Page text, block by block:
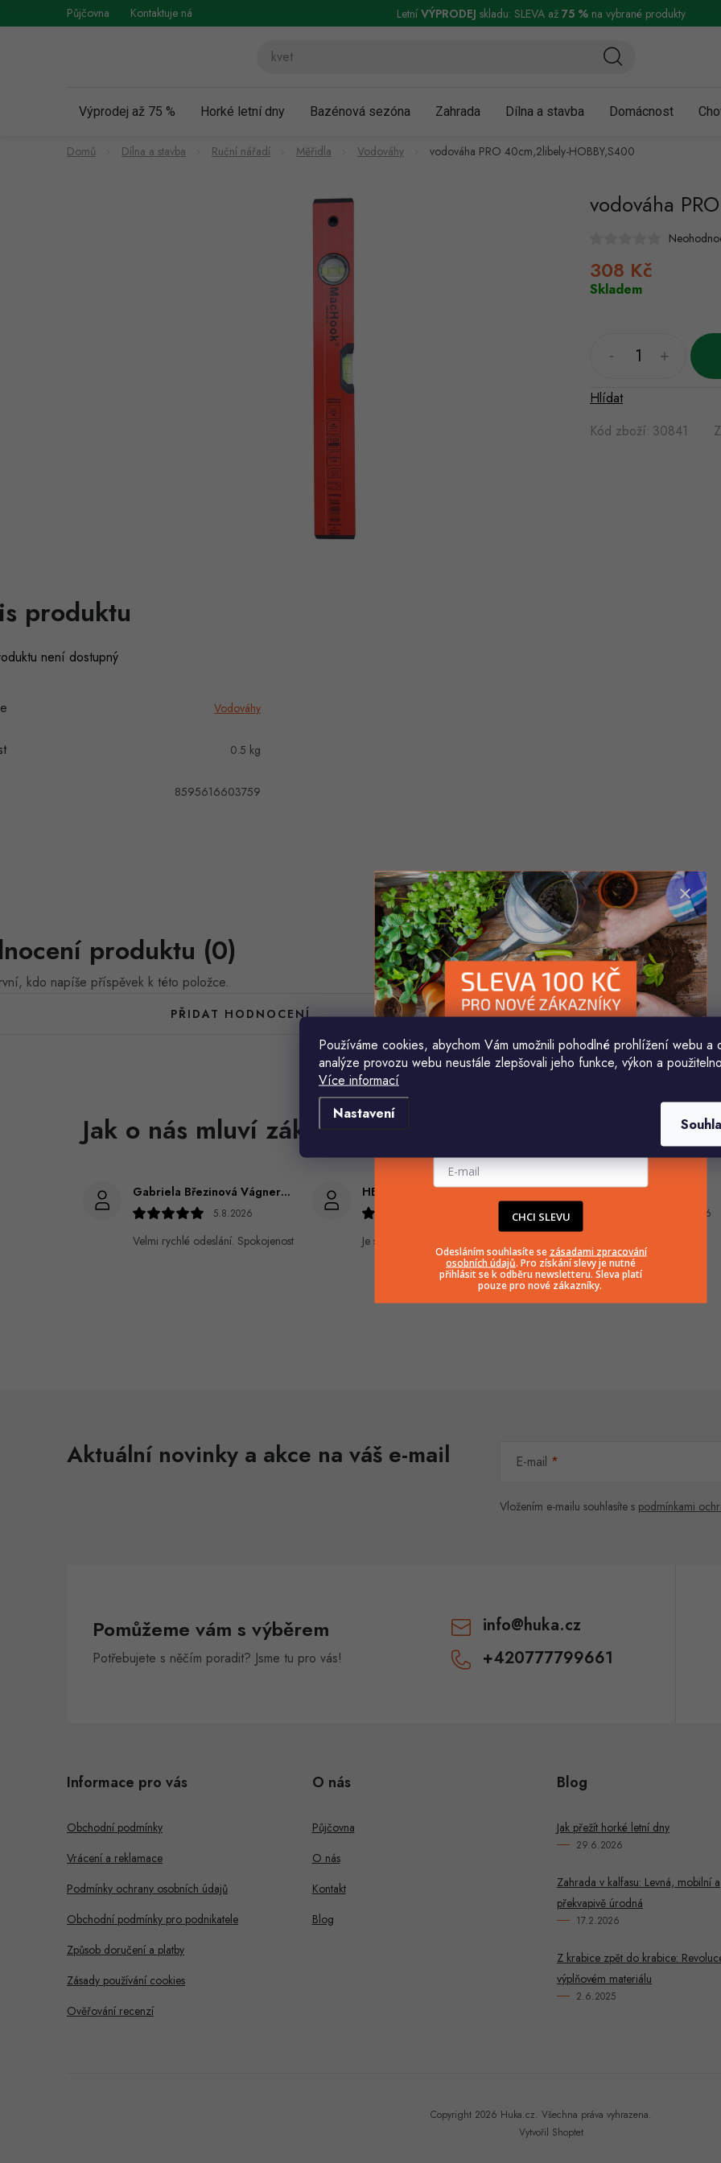
Používáme cookies, abychom Vám umožnili pohodlné prohlížení webu a
analýze provozu webu neustále zlepšovali jeho funkce, výkon a
Více informací
Nastavení
na
Půjčovna Kontaktuje nás Vrácení a reklamace Podmínky ochrany osobních údajů Obchodní
LetníVÝPRODEJ skladu: SLEVA až 75 %na vybrané produkty
Výprodej až 75 % Horké letní dny Bazénová sezóna Zahrada Dílna a stavba Domácnost
Domů Dílna a stavba Ruční nářadí Měřidla Vodováhy vodováha PRO 40cm,2libely-HOBBY,S400
vodováha
308 Kč
Skladem
Kód zboží: 30841
Hlídat
produktu
není dostupný
Vodováhy
0.5 kg
8595616603759
produktu (0)
kdo napíše příspěvek k této položce.
PŘIDAT HODNOCENÍ
Gabriela Březinová Vágnerová
5.8.2026
Velmi rychlé odeslání. Spokojenost
HELENA MINAŘÍKOVÁ
Je sice větší ale vypadá dobře
Ivana Mimrackova
4.8.2026
Aktuální novinky a akce na váš e-mail E-mail
Vložením e-mailu souhlasíte s podmínkami
Pomůžeme vám s výběrem
Potřebujete s něčím poradit? Jsme tu pro vás!
info@huka.cz
+420777799661
Informace pro vás
Obchodní podmínky
Vrácení a reklamace
Podmínky ochrany osobních údajů
Obchodní podmínky pro podnikatele
Způsob doručení a platby
Zásady používání cookies
Ověřování recenzí
O nás
Půjčovna
O nás
Kontakt
Blog
Blog
Jak přežít horké letní dny
29.6.2026
Zahrada v kalfasu: Levná, mobilní a
překvapivě úrodná
17.2.2026
Z krabice zpět do krabice:
výplňovém materiálu
2.6.2025
Vytvořil Shoptet
Copyright 2026 Huka.cz. Všechna práva vyhrazena.
CHCI SLEVU
Odesláním souhlasíte se zásadami zpracování
osobních údajů. Pro získání slevy je nutné
přihlásit se k odběru newsletteru. Sleva platí
pouze pro nové zákazníky.